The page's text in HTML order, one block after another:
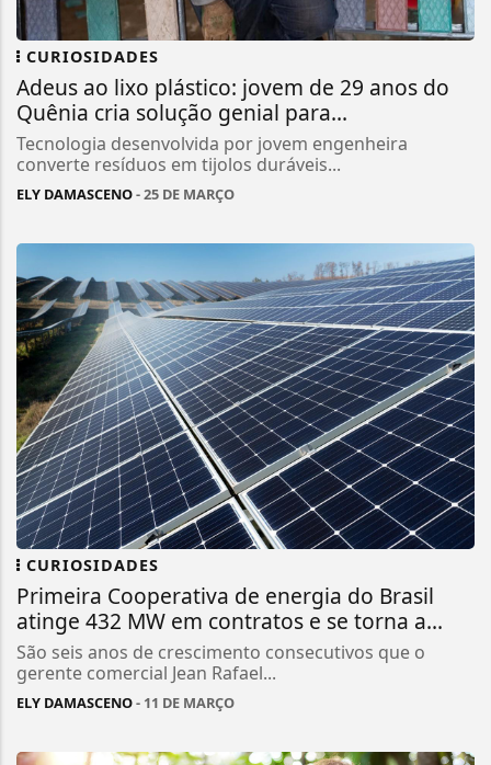
CURIOSIDADES
Adeus ao lixo plástico: jovem de 29 anos do
Quênia cria solução genial para...
Tecnologia desenvolvida por jovem engenheira
converte resíduos em tijolos duráveis...
ELY DAMASCENO- 25 DE MARÇO
CURIOSIDADES
Primeira Cooperativa de energia do Brasil
atinge 432 MW em contratos e se torna a...
São seis anos de crescimento consecutivos que o
gerente comercial Jean Rafael...
ELY DAMASCENO- 11 DE MARÇO